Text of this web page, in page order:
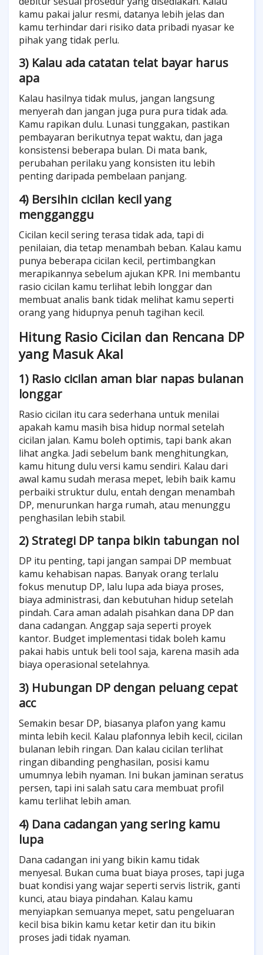
kamu pakai jalur resmi, datanya lebih jelas dan
kamu terhindar dari risiko data pribadi nyasar ke
pihak yang tidak perlu.
3) Kalau ada catatan telat bayar harus
apa
Kalau hasilnya tidak mulus, jangan langsung
menyerah dan jangan juga pura pura tidak ada.
Kamu rapikan dulu. Lunasi tunggakan, pastikan
pembayaran berikutnya tepat waktu, dan jaga
konsistensi beberapa bulan. Di mata bank,
perubahan perilaku yang konsisten itu lebih
penting daripada pembelaan panjang.
4) Bersihin cicilan kecil yang
mengganggu
Cicilan kecil sering terasa tidak ada, tapi di
penilaian, dia tetap menambah beban. Kalau kamu
punya beberapa cicilan kecil, pertimbangkan
merapikannya sebelum ajukan KPR. Ini membantu
rasio cicilan kamu terlihat lebih longgar dan
membuat analis bank tidak melihat kamu seperti
orang yang hidupnya penuh tagihan kecil.
Hitung Rasio Cicilan dan Rencana DP
yang Masuk Akal
1) Rasio cicilan aman biar napas bulanan
longgar
Rasio cicilan itu cara sederhana untuk menilai
apakah kamu masih bisa hidup normal setelah
cicilan jalan. Kamu boleh optimis, tapi bank akan
lihat angka. Jadi sebelum bank menghitungkan,
kamu hitung dulu versi kamu sendiri. Kalau dari
awal kamu sudah merasa mepet, lebih baik kamu
perbaiki struktur dulu, entah dengan menambah
DP, menurunkan harga rumah, atau menunggu
penghasilan lebih stabil.
2) Strategi DP tanpa bikin tabungan nol
DP itu penting, tapi jangan sampai DP membuat
kamu kehabisan napas. Banyak orang terlalu
fokus menutup DP, lalu lupa ada biaya proses,
biaya administrasi, dan kebutuhan hidup setelah
pindah. Cara aman adalah pisahkan dana DP dan
dana cadangan. Anggap saja seperti proyek
kantor. Budget implementasi tidak boleh kamu
pakai habis untuk beli tool saja, karena masih ada
biaya operasional setelahnya.
3) Hubungan DP dengan peluang cepat
acc
Semakin besar DP, biasanya plafon yang kamu
minta lebih kecil. Kalau plafonnya lebih kecil, cicilan
bulanan lebih ringan. Dan kalau cicilan terlihat
ringan dibanding penghasilan, posisi kamu
umumnya lebih nyaman. Ini bukan jaminan seratus
persen, tapi ini salah satu cara membuat profil
kamu terlihat lebih aman.
4) Dana cadangan yang sering kamu
lupa
Dana cadangan ini yang bikin kamu tidak
menyesal. Bukan cuma buat biaya proses, tapi juga
buat kondisi yang wajar seperti servis listrik, ganti
kunci, atau biaya pindahan. Kalau kamu
menyiapkan semuanya mepet, satu pengeluaran
kecil bisa bikin kamu ketar ketir dan itu bikin
proses jadi tidak nyaman.